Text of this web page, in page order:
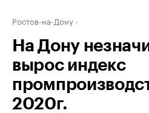
Ростов-на-Дону
На Дону
вырос индекс
2020г.